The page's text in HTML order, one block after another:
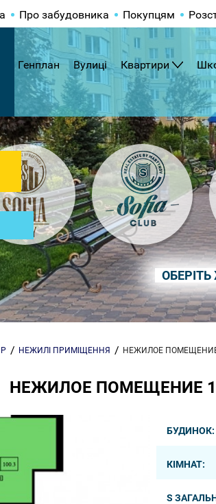
Про забудовника Покупцям
Генплан Вулиці Квартири
НЕЖИЛІ ПРИМІЩЕННЯ НЕЖИЛОЕ
НЕЖИЛОЕ ПОМЕЩЕНИЕ
БУДИНОК:
КІМНАТ:
S